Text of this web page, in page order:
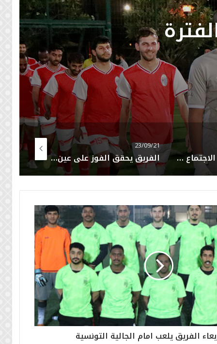
إدارة الفريق تعقد الاجتماع التنسيقي لدوري القطري للهواة
23/09/21
الفريق يحقق الفوز على عين خالد 7 : 0 باللقاء الودي الرابع بالموسم
23/06/14
الفريق يلعب امام الجالية التونسية